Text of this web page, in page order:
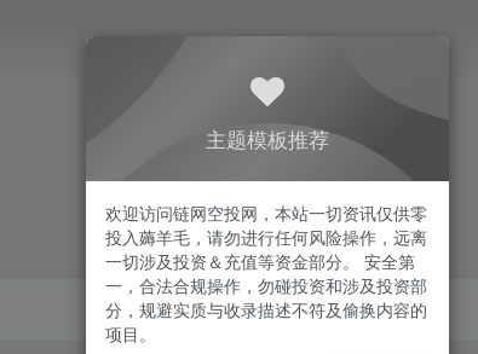
主题模板推荐
欢迎访问链网空投网，本站一切资讯仅供零
投入薅羊毛，请勿进行任何风险操作，远离
一切涉及投资＆充值等资金部分。 安全第
一，合法合规操作，勿碰投资和涉及投资部
分，规避实质与收录描述不符及偷换内容的
项目。